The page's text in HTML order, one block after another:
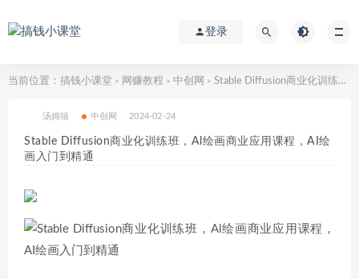
登录
当前位置： 搞钱小课堂 > 网赚教程 > 中创网 > Stable Diffusion商业化训练班，Al绘画商业应用课程，AI绘画入门到精通
汤姆猫 中创网 2024-02-24
Stable Diffusion商业化训练班，Al绘画商业应用课程，AI绘
画入门到精通